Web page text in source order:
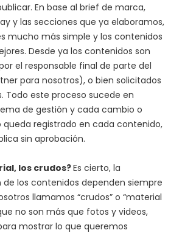
En base al brief de marca,
y las secciones que ya elaboramos,
mucho más simple y los contenidos
Desde ya los contenidos son
el responsable final de parte del
para nosotros), o bien solicitados
Todo este proceso sucede en
de gestión y cada cambio o
registrado en cada contenido,
sin aprobación.
los crudos?Es cierto, la
de los contenidos dependen siempre
llamamos “crudos” o “material
no son más que fotos y videos,
mostrar lo que queremos